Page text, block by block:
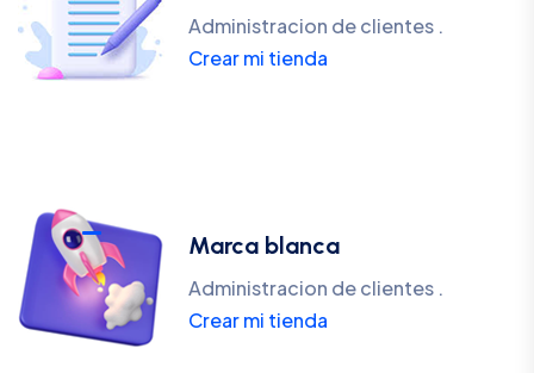
Administracion de clientes .
Crear mi tienda
Marca blanca
Administracion de clientes .
Crear mi tienda